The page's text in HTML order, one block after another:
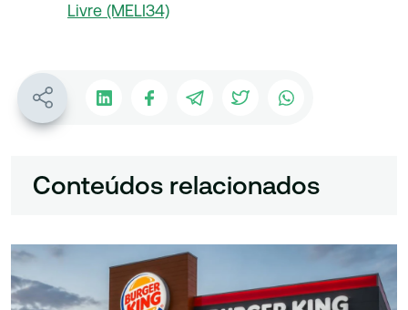
Livre (MELI34)
Conteúdos relacionados